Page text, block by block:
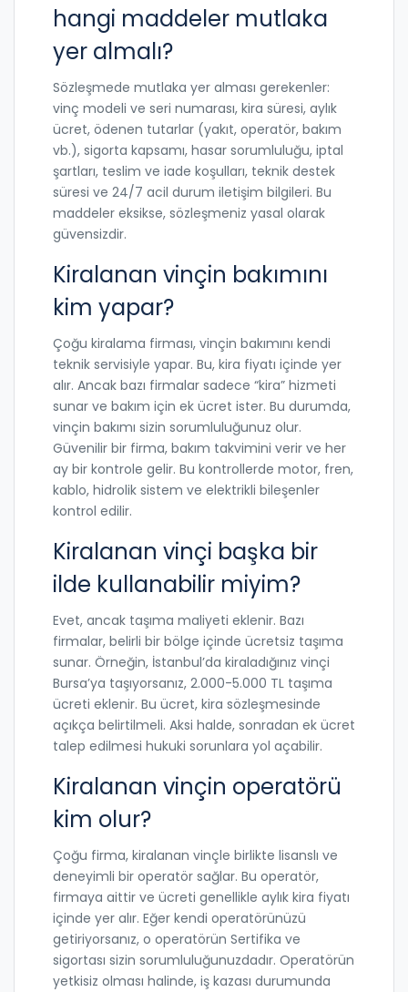
hangi maddeler mutlaka
yer almalı?
Sözleşmede mutlaka yer alması gerekenler:
vinç modeli ve seri numarası, kira süresi, aylık
ücret, ödenen tutarlar (yakıt, operatör, bakım
vb.), sigorta kapsamı, hasar sorumluluğu, iptal
şartları, teslim ve iade koşulları, teknik destek
süresi ve 24/7 acil durum iletişim bilgileri. Bu
maddeler eksikse, sözleşmeniz yasal olarak
güvensizdir.
Kiralanan vinçin bakımını
kim yapar?
Çoğu kiralama firması, vinçin bakımını kendi
teknik servisiyle yapar. Bu, kira fiyatı içinde yer
alır. Ancak bazı firmalar sadece “kira” hizmeti
sunar ve bakım için ek ücret ister. Bu durumda,
vinçin bakımı sizin sorumluluğunuz olur.
Güvenilir bir firma, bakım takvimini verir ve her
ay bir kontrole gelir. Bu kontrollerde motor, fren,
kablo, hidrolik sistem ve elektrikli bileşenler
kontrol edilir.
Kiralanan vinçi başka bir
ilde kullanabilir miyim?
Evet, ancak taşıma maliyeti eklenir. Bazı
firmalar, belirli bir bölge içinde ücretsiz taşıma
sunar. Örneğin, İstanbul’da kiraladığınız vinçi
Bursa’ya taşıyorsanız, 2.000-5.000 TL taşıma
ücreti eklenir. Bu ücret, kira sözleşmesinde
açıkça belirtilmeli. Aksi halde, sonradan ek ücret
talep edilmesi hukuki sorunlara yol açabilir.
Kiralanan vinçin operatörü
kim olur?
Çoğu firma, kiralanan vinçle birlikte lisanslı ve
deneyimli bir operatör sağlar. Bu operatör,
firmaya aittir ve ücreti genellikle aylık kira fiyatı
içinde yer alır. Eğer kendi operatörünüzü
getiriyorsanız, o operatörün Sertifika ve
sigortası sizin sorumluluğunuzdadır. Operatörün
yetkisiz olması halinde, iş kazası durumunda